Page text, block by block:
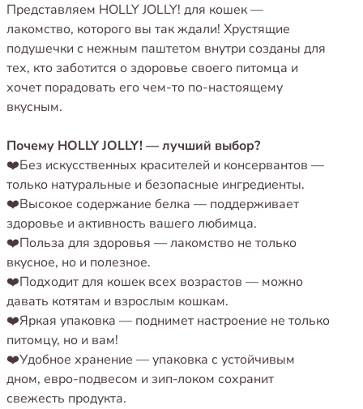
Представляем HOLLY JOLLY! для кошек —
лакомство, которого вы так ждали! Хрустящие
подушечки с нежным паштетом внутри созданы для
тех, кто заботится о здоровье своего питомца и
хочет порадовать его чем-то по-настоящему
вкусным.
Почему HOLLY JOLLY! — лучший выбор?
❤️Без искусственных красителей и консервантов —
только натуральные и безопасные ингредиенты.
❤️Высокое содержание белка — поддерживает
здоровье и активность вашего любимца.
❤️Польза для здоровья — лакомство не только
вкусное, но и полезное.
❤️Подходит для кошек всех возрастов — можно
давать котятам и взрослым кошкам.
❤️Яркая упаковка — поднимет настроение не только
питомцу, но и вам!
❤️Удобное хранение — упаковка с устойчивым
дном, евро-подвесом и зип-локом сохранит
свежесть продукта.